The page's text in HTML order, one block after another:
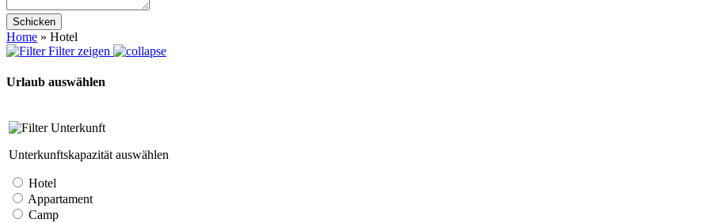
Schicken
Home » Hotel
Filter zeigen
Urlaub auswählen
Unterkunft
Unterkunftskapazität auswählen
Hotel
Appartament
Camp